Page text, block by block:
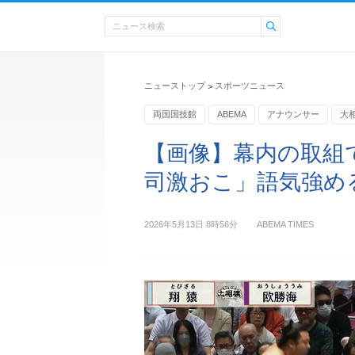
ニューストップ > スポーツニュース
両国国技館 ABEMA アナウンサー 大
【画像】幕内の取
司激おこ」語気強め
2026年5月13日 8時56分 ABEMA TIMES